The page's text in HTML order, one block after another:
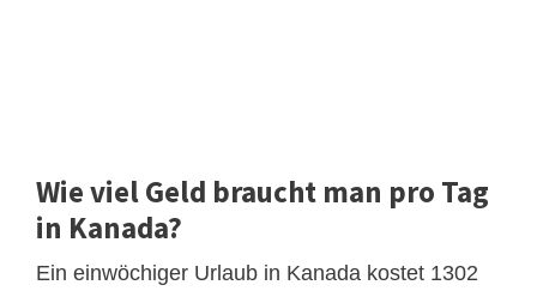
Wie viel Geld braucht man pro Tag
in Kanada?
Ein einwöchiger Urlaub in Kanada kostet 1302